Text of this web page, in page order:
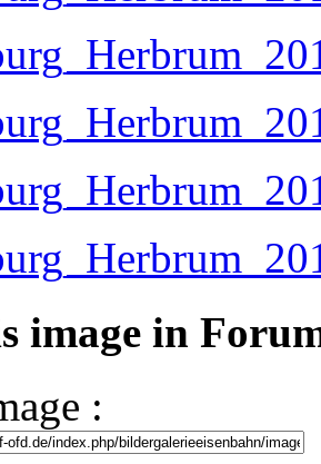
image in
: